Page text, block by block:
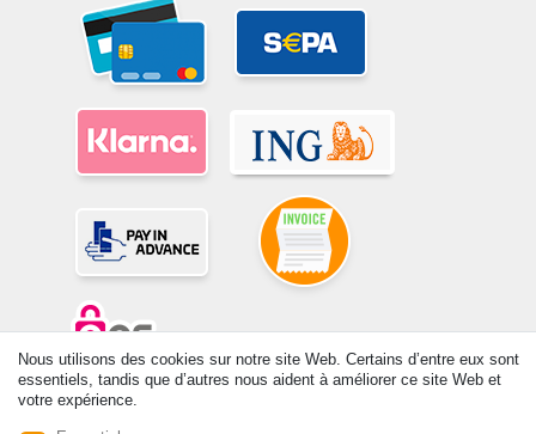
© Copyright 2026 | Tous droits réservés. -Tous droits réservés – Les
Nous utilisons des cookies sur notre site Web. Certains d’entre eux sont
essentiels, tandis que d’autres nous aident à améliorer ce site Web et
votre expérience.